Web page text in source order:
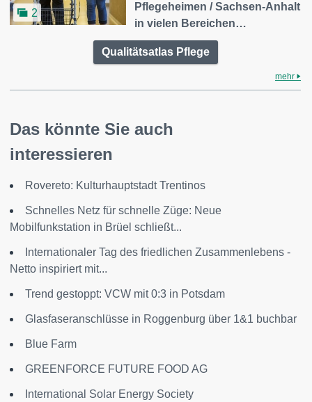
2
Pflegeheimen / Sachsen-Anhalt
in vielen Bereichen…
Qualitätsatlas Pflege
mehr
Das könnte Sie auch
interessieren
Rovereto: Kulturhauptstadt Trentinos
Schnelles Netz für schnelle Züge: Neue
Mobilfunkstation in Brüel schließt...
Internationaler Tag des friedlichen Zusammenlebens -
Netto inspiriert mit...
Trend gestoppt: VCW mit 0:3 in Potsdam
Glasfaseranschlüsse in Roggenburg über 1&1 buchbar
Blue Farm
GREENFORCE FUTURE FOOD AG
International Solar Energy Society